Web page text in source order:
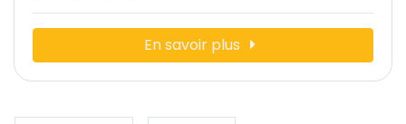
En savoir plus